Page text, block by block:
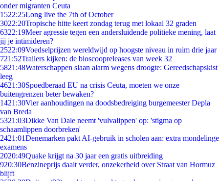
onder migranten Ceuta
1522:25Long live the 7th of October
3022:20Tropische hitte keert zondag terug met lokaal 32 graden
6322:19Meer agressie tegen een andersluidende politieke mening, laat
jij je intimideren?
2522:09Voedselprijzen wereldwijd op hoogste niveau in ruim drie jaar
721:52Trailers kijken: de bioscoopreleases van week 32
5821:48Waterschappen slaan alarm wegens droogte: Gereedschapskist
leeg
4621:30Spoedberaad EU na crisis Ceuta, moeten we onze
buitengrenzen beter bewaken?
1421:30Vier aanhoudingen na doodsbedreiging burgemeester Depla
van Breda
5321:03Dikke Van Dale neemt 'vulvalippen' op: 'stigma op
schaamlippen doorbreken'
2421:01Denemarken pakt AI-gebruik in scholen aan: extra mondelinge
examens
2020:49Quake krijgt na 30 jaar een gratis uitbreiding
920:30Benzineprijs daalt verder, onzekerheid over Straat van Hormuz
blijft